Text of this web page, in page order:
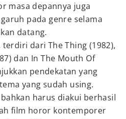
masa depannya juga
pada genre selama
datang.
dari The Thing (1982),
dan In The Mouth Of
pendekatan yang
yang sudah using.
harus diakui berhasil
film horor kontemporer